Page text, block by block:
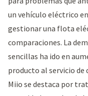
un vehículo eléctrico
gestionar una flota
comparaciones. La
sencillas ha ido en
producto al servicio de
Miio se destaca por